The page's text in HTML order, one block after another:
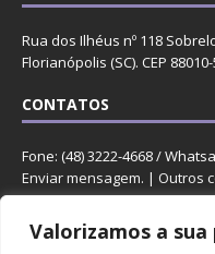
Valorizamos a sua
Rua dos Ilhéus nº 118
Florianópolis (SC). CEP
CONTATOS
Fone: (48) 3222-4668 /
Enviar mensagem. | Outros
REDES